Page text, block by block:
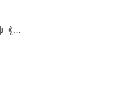
2024年太子河区中级统计师《统计基础知识理论及相关知识》高分通关卷及答案